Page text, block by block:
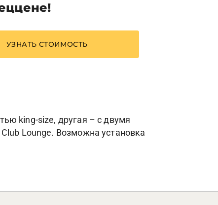
УЗНАТЬ СТОИМОСТЬ
king-size, другая – с двумя
Lounge. Возможна установка